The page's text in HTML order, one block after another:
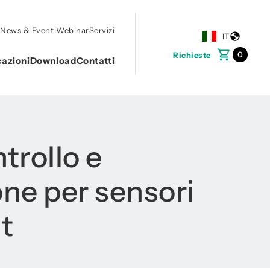
IT
Richieste
0
News & EventiWebinarServizi
DownloadContatti
e
per sensori